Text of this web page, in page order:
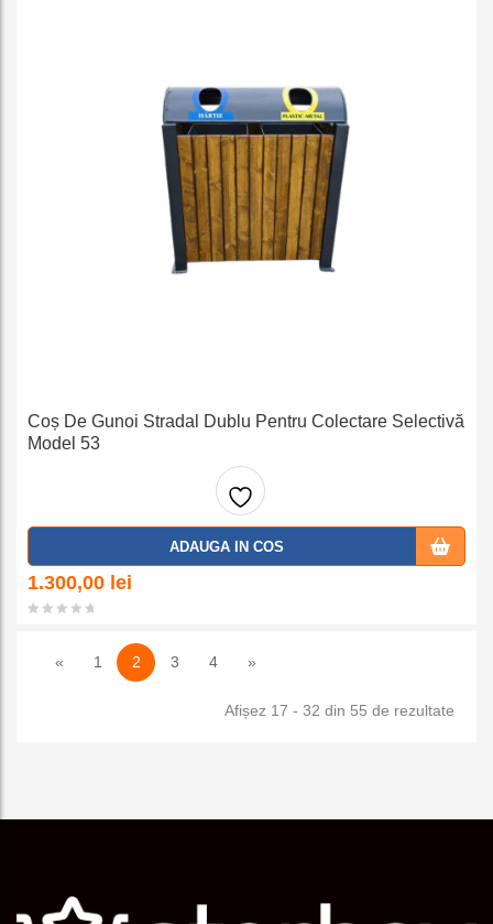
Coș De Gunoi Stradal Dublu Pentru Colectare Selectivă
Model 53
Adaug
ADAUGA IN COS
1.300,00 lei
« 1 2 3 4 »
Afișez 17 - 32 din 55 de rezultate